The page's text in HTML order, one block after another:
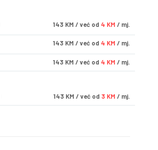
143 KM / već od 4 KM / mj.
143 KM / već od 4 KM / mj.
143 KM / već od 4 KM / mj.
143 KM / već od 3 KM / mj.